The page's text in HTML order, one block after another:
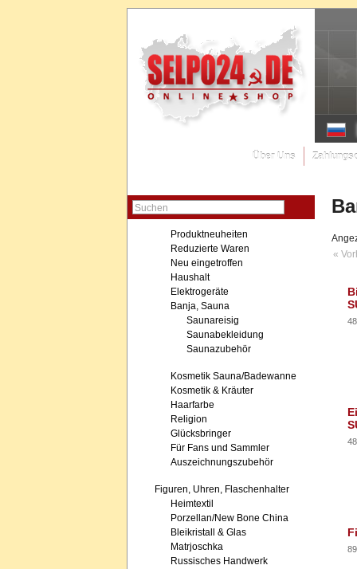
Über Uns
Suchen
Produktneuheiten
Reduzierte Waren
Neu eingetroffen
Haushalt
Elektrogeräte
Banja, Sauna
Saunareisig
Saunabekleidung
Saunazubehör
Kosmetik Sauna/Badewanne
Kosmetik & Kräuter
Haarfarbe
Religion
Glücksbringer
Für Fans und Sammler
Auszeichnungszubehör
Figuren, Uhren, Flaschenhalter
Heimtextil
Porzellan/New Bone China
Bleikristall & Glas
Matrjoschka
Russisches Handwerk
«